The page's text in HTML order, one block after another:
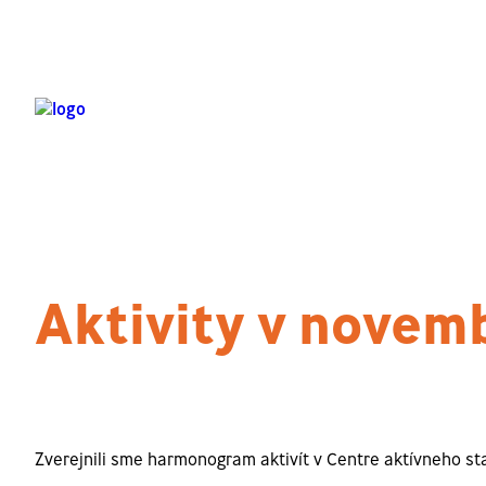
Aktivity v
Zverejnili sme harmonogram aktivít v Centre aktívneho